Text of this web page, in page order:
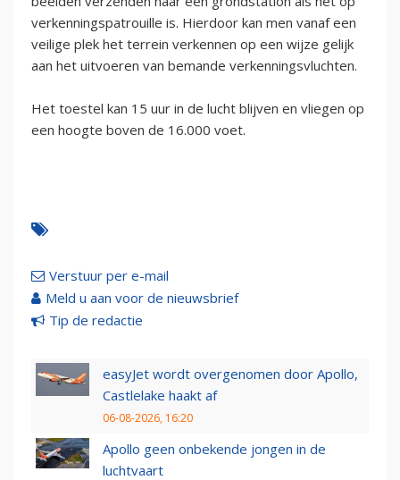
verkenningspatrouille is. Hierdoor kan men vanaf een
veilige plek het terrein verkennen op een wijze gelijk
aan het uitvoeren van bemande verkenningsvluchten.
Het toestel kan 15 uur in de lucht blijven en vliegen op
een hoogte boven de 16.000 voet.
Verstuur per e-mail
Meld u aan voor de nieuwsbrief
Tip de redactie
easyJet wordt overgenomen door Apollo,
Castlelake haakt af
06-08-2026, 16:20
Apollo geen onbekende jongen in de
luchtvaart